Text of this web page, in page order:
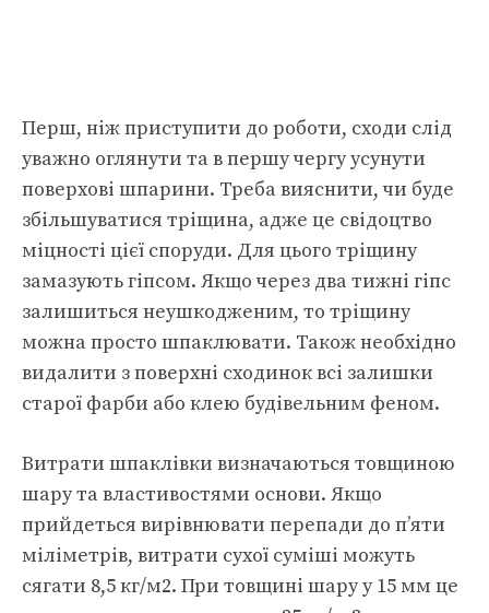
Перш, ніж приступити до роботи, сходи слід
уважно оглянути та в першу чергу усунути
поверхові шпарини. Треба вияснити, чи буде
збільшуватися тріщина, адже це свідоцтво
міцності цієї споруди. Для цього тріщину
замазують гіпсом. Якщо через два тижні гіпс
залишиться неушкодженим, то тріщину
можна просто шпаклювати. Також необхідно
видалити з поверхні сходинок всі залишки
старої фарби або клею будівельним феном.
Витрати шпаклівки визначаються товщиною
шару та властивостями основи. Якщо
прийдеться вирівнювати перепади до п’яти
міліметрів, витрати сухої суміші можуть
сягати 8,5 кг/м2. При товщині шару у 15 мм це